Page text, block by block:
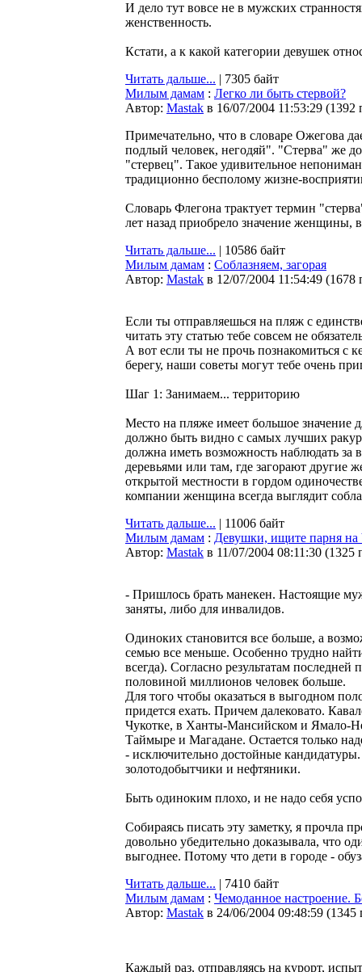
И дело тут вовсе не в мужских
женственность.
Кстати, а к какой категории девушек
Читать дальше... | 7305 байт
Милым дамам : Легко ли быть стервой?
Автор: Мastak в 16/07/2004 11:53:29 (1392
Примечательно, что в словаре Ожегова
подлый человек, негодяй". "Стерва" же
"стервец". Такое удивительное
традиционно бесполому жизне-
Словарь Флегона трактует термин
лет назад приобрело значение
Читать дальше... | 10586 байт
Милым дамам : Соблазняем, загорая
Автор: Мastak в 12/07/2004 11:54:49 (1678
Если ты отправляешься на пляж с
читать эту статью тебе совсем не
А вот если ты не прочь познакомиться с
берегу, наши советы могут тебе очень
Шаг 1: Занимаем... территорию
Место на пляже имеет большое значение
должно быть видно с самых лучших
должна иметь возможность наблюдать
деревьями или там, где загорают
открытой местности в гордом
компании женщина всегда выглядит
Читать дальше... | 11006 байт
Милым дамам : Девушки, ищите парня
Автор: Мastak в 11/07/2004 08:11:30 (1325
- Пришлось брать манекен. Настоящие
заняты, либо для инвалидов.
Одиноких становится все больше, а
семью все меньше. Особенно трудно
всегда). Согласно результатам последней
половиной миллионов человек больше.
Для того чтобы оказаться в выгодном
придется ехать. Причем далековато.
Чукотке, в Ханты-Мансийском и Ямало-
Таймыре и Магадане. Остается только
- исключительно достойные
золотодобытчики и нефтяники.
Быть одиноким плохо, и не надо себя
Собираясь писать эту заметку, я прочла
довольно убедительно доказывала, что
выгоднее. Потому что дети в городе -
Читать дальше... | 7410 байт
Милым дамам : Чемоданное настроение.
Автор: Мastak в 24/06/2004 09:48:59 (1345
Каждый раз, отправляясь на курорт,